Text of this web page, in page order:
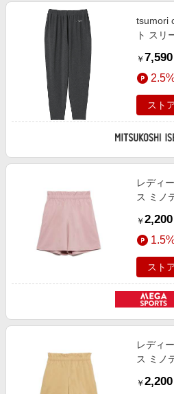
tsumori
ト スリ
丹/公式】
￥ 7,590
スト
レディ
ス ミノ
1121-
￥ 2,200
スト
レディ
ス ミノ
23040
￥ 2,200